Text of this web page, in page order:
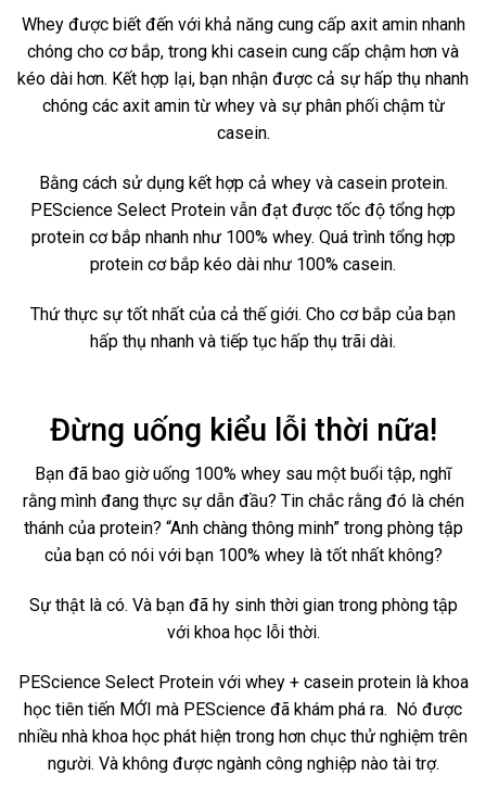
Whey được biết đến với khả năng cung cấp axit amin nhanh
chóng cho cơ bắp, trong khi casein cung cấp chậm hơn và
kéo dài hơn. Kết hợp lại, bạn nhận được cả sự hấp thụ nhanh
chóng các axit amin từ whey và sự phân phối chậm từ
casein.
Bằng cách sử dụng kết hợp cả whey và casein protein.
PEScience Select Protein vẫn đạt được tốc độ tổng hợp
protein cơ bắp nhanh như 100% whey. Quá trình tổng hợp
protein cơ bắp kéo dài như 100% casein.
Thứ thực sự tốt nhất của cả thế giới. Cho cơ bắp của bạn
hấp thụ nhanh và tiếp tục hấp thụ trãi dài.
Đừng uống kiểu lỗi thời nữa!
Bạn đã bao giờ uống 100% whey sau một buổi tập, nghĩ
rằng mình đang thực sự dẫn đầu? Tin chắc rằng đó là chén
thánh của protein? “Anh chàng thông minh” trong phòng tập
của bạn có nói với bạn 100% whey là tốt nhất không?
Sự thật là có. Và bạn đã hy sinh thời gian trong phòng tập
với khoa học lỗi thời.
PEScience Select Protein với whey + casein protein là khoa
học tiên tiến MỚI mà PEScience đã khám phá ra. Nó được
nhiều nhà khoa học phát hiện trong hơn chục thử nghiệm trên
người. Và không được ngành công nghiệp nào tài trợ.